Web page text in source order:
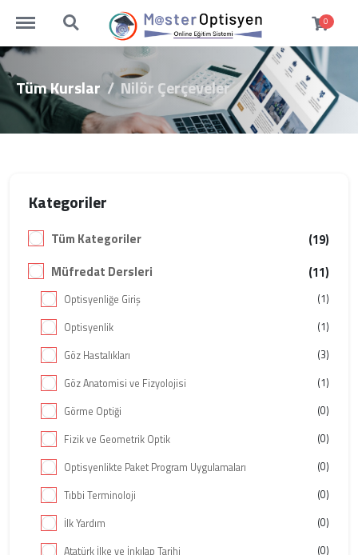
https://www.masteroptisyen.com/menu
https://www.masteroptisyen.com/search 0
Tüm Kurslar Nilör Çerçeveler
Kategoriler
Tüm Kategoriler
(19)
Müfredat Dersleri
(11)
Optisyenliğe Giriş
(1)
Optisyenlik
(1)
Göz Hastalıkları
(3)
Göz Anatomisi ve Fizyolojisi
(1)
Görme Optiği
(0)
Fizik ve Geometrik Optik
(0)
Optisyenlikte Paket Program Uygulamaları
(0)
Tıbbi Terminoloji
(0)
İlk Yardım
(0)
Atatürk İlke ve İnkılap Tarihi
(0)